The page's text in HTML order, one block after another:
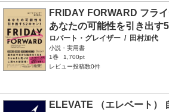
FRIDAY FORWARD フラ
あなたの可能性を引き出す
ロバート・グレイザー / 田村加代
小説・実用書
1巻
1,700pt
レビュー投稿数0件
ELEVATE （エレベート）